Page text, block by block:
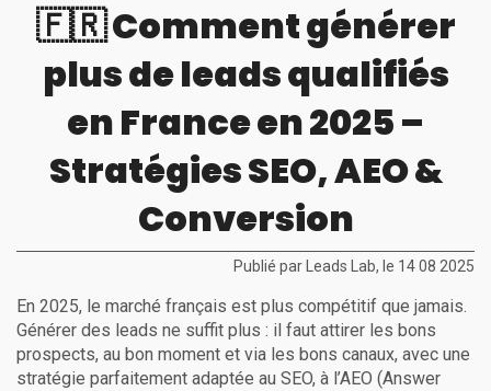
🇫🇷 Comment générer
plus de leads qualifiés
en France en 2025 –
Stratégies SEO, AEO &
Conversion
Publié par Leads Lab, le 14 08 2025
En 2025, le marché français est plus compétitif que jamais.
Générer des leads ne suffit plus : il faut attirer les bons
prospects, au bon moment et via les bons canaux, avec une
stratégie parfaitement adaptée au SEO, à l’AEO (Answer